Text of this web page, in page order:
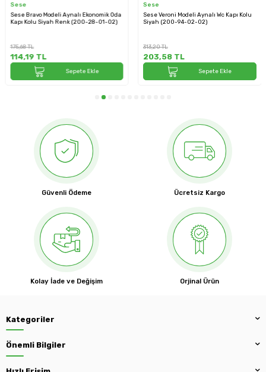
Sese
Sese Bravo Modeli Aynalı Ekonomik Oda
Kapı Kolu Siyah Renk (200-28-01-02)
175,68TL
114,19 TL
Sepete Ekle
Sese
Sese Veroni Modeli Aynalı Wc Kapı Kolu
Siyah (200-94-02-02)
313,20TL
203,58TL
Sepete Ekle
Güvenli Ödeme Ücretsiz Kargo
Kolay İade ve Değişim Orjinal Ürün
Kategoriler
Önemli Bilgiler